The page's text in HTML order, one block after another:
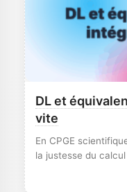
DL et
vite
En CPGE
la justesse du